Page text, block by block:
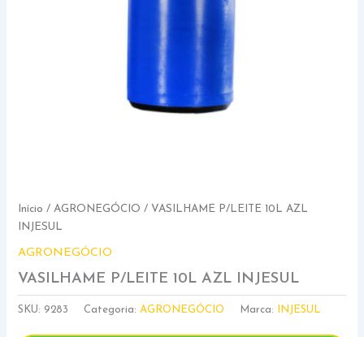
Início /AGRONEGÓCIO / VASILHAME P/LEITE 10L AZL
INJESUL
AGRONEGÓCIO
VASILHAME P/LEITE 10L AZL INJESUL
SKU: 9283 Categoria:AGRONEGÓCIO Marca: INJESUL